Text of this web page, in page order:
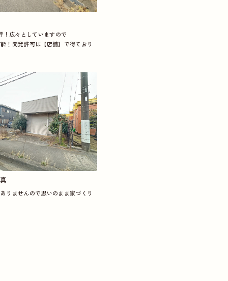
！広々としていますので
！開発許可は【店舗】で得ており
りませんので思いのまま家づくり